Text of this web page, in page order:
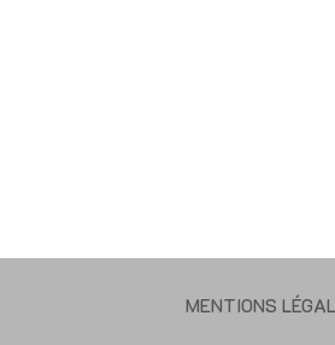
MENTIONS